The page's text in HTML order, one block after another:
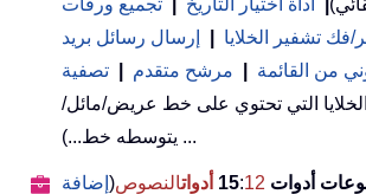
فك تشفير الخلايا
إرسال رسائل بريد
من القائمة
مرشح متقدم
تصفية
التي تحتوي على خط عريض/مائل/
يتوسطه خط...) ...
أدوات 15 :12 أدواتالنصوص( إضافة